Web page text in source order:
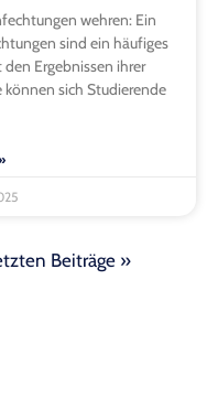
wehren: Ein
sind ein häufiges
Ergebnissen ihrer
sich Studierende
Beiträge »